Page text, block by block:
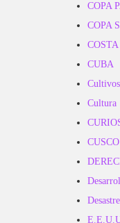
COPA
COPA
COSTA
CUBA
Cultura
CUSCO